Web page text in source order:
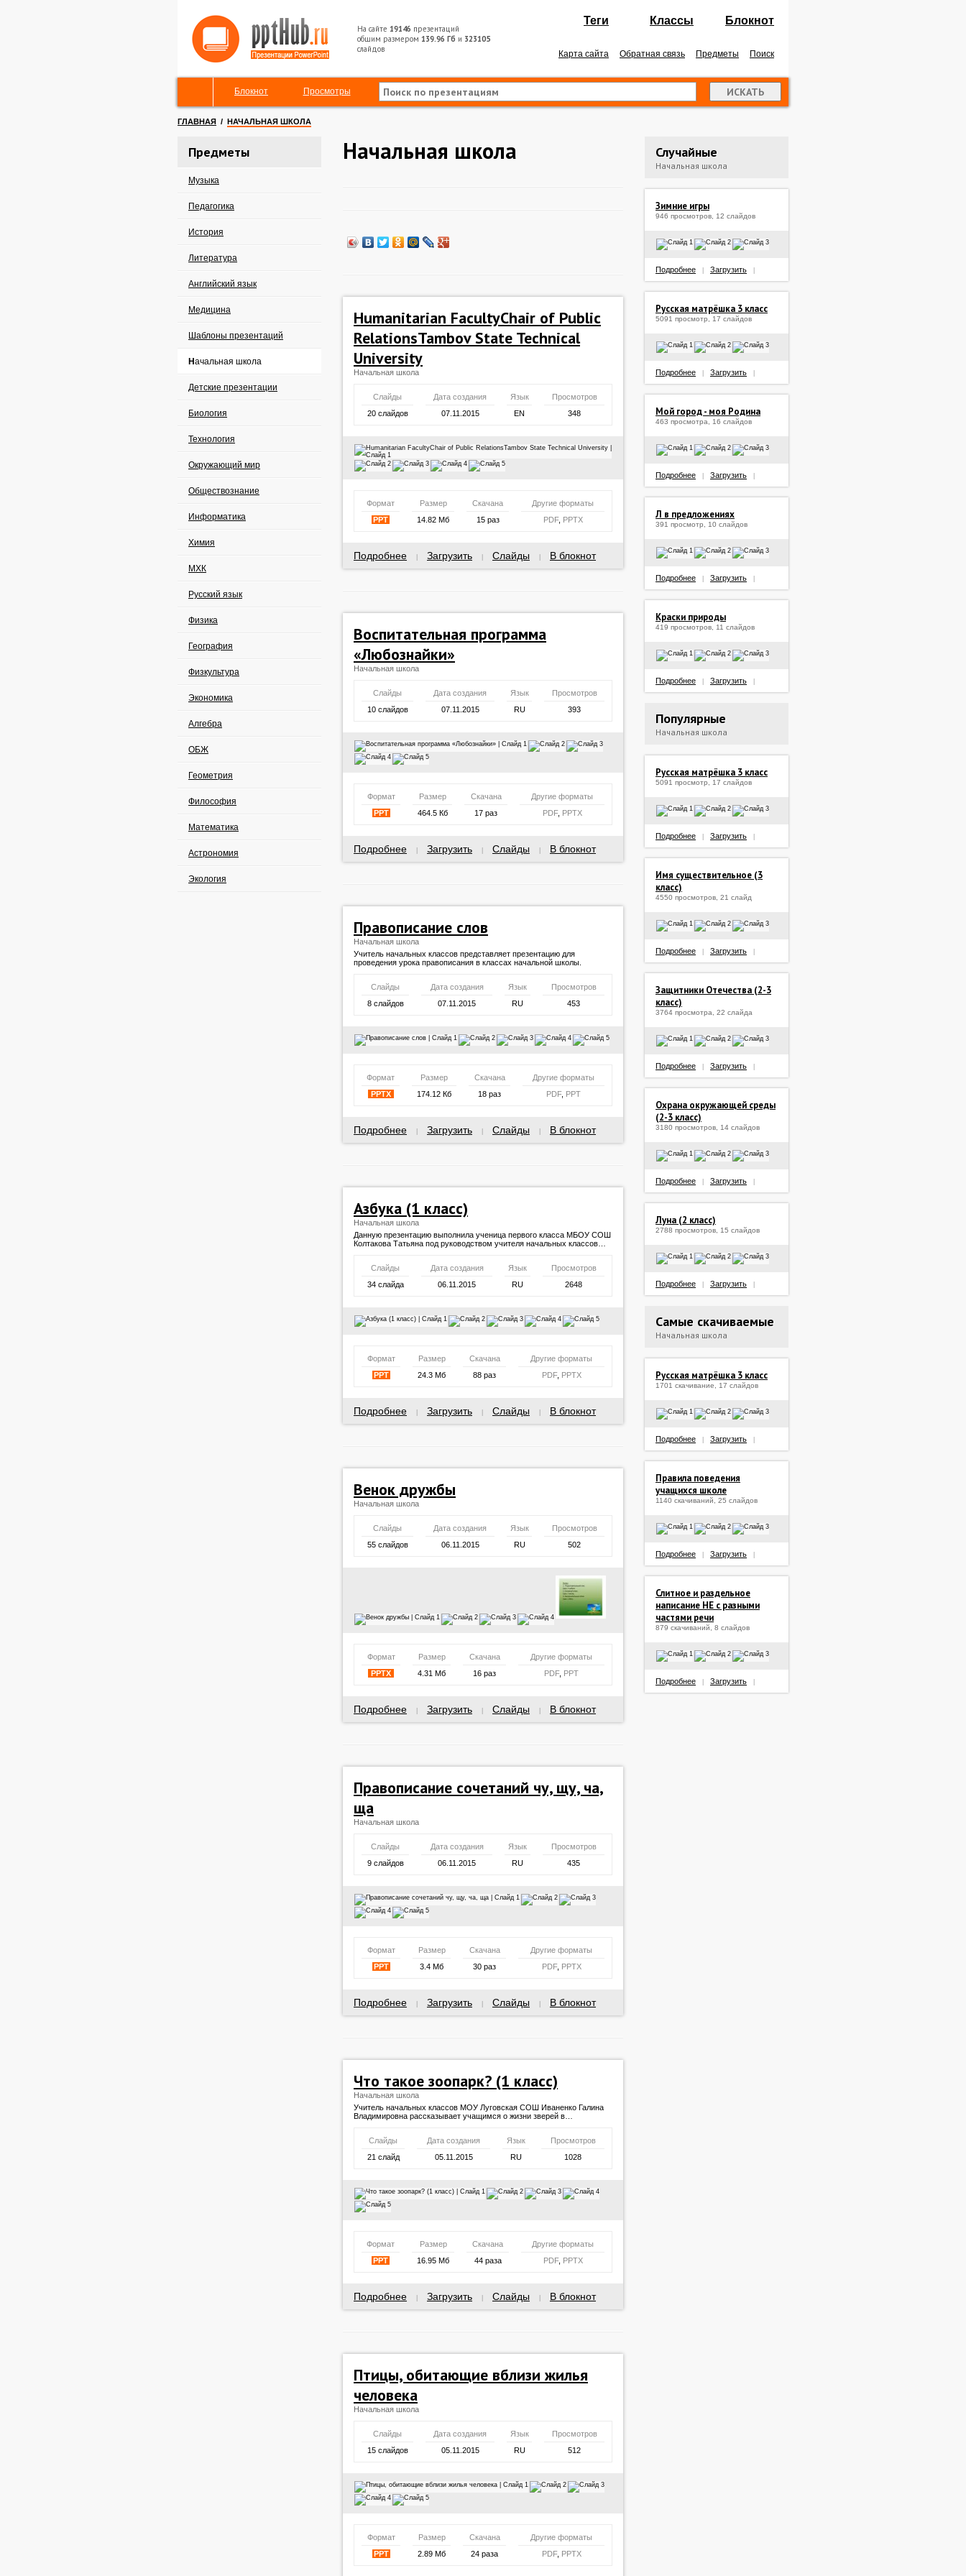
На сайте 19146 презентаций
общим размером 139.96 Гб и 323105
слайдов
Теги Классы Блокнот
Карта сайта Обратная связь Предметы Поиск
Блокнот Просмотры
ГЛАВНАЯ / НАЧАЛЬНАЯ ШКОЛА
Предметы
Музыка
Педагогика
История
Литература
Английский язык
Медицина
Шаблоны презентаций
Начальная школа
Детские презентации
Биология
Технология
Окружающий мир
Обществознание
Информатика
Химия
МХК
Русский язык
Физика
География
Физкультура
Экономика
Алгебра
ОБЖ
Геометрия
Философия
Математика
Астрономия
Экология
Начальная школа
Humanitarian FacultyChair of Public
RelationsTambov State Technical
University
Начальная школа
Слайды Дата создания Язык
Просмотров
20 слайдов
07.11.2015 EN 348
Формат Размер Скачана
Другие форматы
PPT
14.82 Мб 15 раз PDF, PPTX
Подробнее Загрузить Слайды В блокнот
Воспитательная программа
«Любознайки»
Начальная школа
Слайды Дата создания Язык
Просмотров
10 слайдов
07.11.2015 RU 393
Формат Размер Скачана
Другие форматы
PPT
464.5 Кб 17 раз PDF, PPTX
Подробнее Загрузить Слайды В блокнот
Правописание слов
Начальная школа
Учитель начальных классов представляет презентацию для
проведения урока правописания в классах начальной школы.
Слайды Дата создания Язык
Просмотров
8 слайдов
07.11.2015 RU 453
Формат Размер Скачана
Другие форматы
PPTX
174.12 Кб 18 раз PDF, PPT
Подробнее Загрузить Слайды В блокнот
Азбука (1 класс)
Начальная школа
Данную презентацию выполнила ученица первого класса МБОУ СОШ
Колтакова Татьяна под руководством учителя начальных классов…
Слайды Дата создания Язык
Просмотров
34 слайда
06.11.2015 RU 2648
Формат Размер Скачана
Другие форматы
PPT
24.3 Мб 88 раз PDF, PPTX
Подробнее Загрузить Слайды В блокнот
Венок дружбы
Начальная школа
Слайды Дата создания Язык
Просмотров
55 слайдов
06.11.2015 RU 502
Формат Размер Скачана
Другие форматы
PPTX
4.31 Мб 16 раз PDF, PPT
Подробнее Загрузить Слайды В блокнот
Правописание сочетаний чу, щу, ча,
ща
Начальная школа
Слайды Дата создания Язык
Просмотров
9 слайдов
06.11.2015 RU 435
Формат Размер Скачана
Другие форматы
PPT
3.4 Мб 30 раз PDF, PPTX
Подробнее Загрузить Слайды В блокнот
Что такое зоопарк? (1 класс)
Начальная школа
Учитель начальных классов МОУ Луговская СОШ Иваненко Галина
Владимировна рассказывает учащимся о жизни зверей в…
Слайды Дата создания Язык
Просмотров
21 слайд
05.11.2015 RU 1028
Формат Размер Скачана
Другие форматы
PPT
16.95 Мб 44 раза PDF, PPTX
Подробнее Загрузить Слайды В блокнот
Птицы, обитающие вблизи жилья
человека
Начальная школа
Слайды Дата создания Язык
Просмотров
15 слайдов
05.11.2015 RU 512
Формат Размер Скачана
Другие форматы
PPT
2.89 Мб 24 раза PDF, PPTX
Случайные
Начальная школа
Зимние игры
946 просмотров, 12 слайдов
Подробнее Загрузить
Русская матрёшка 3 класс
5091 просмотр, 17 слайдов
Подробнее Загрузить
Мой город - моя Родина
463 просмотра, 16 слайдов
Подробнее Загрузить
Л в предложениях
391 просмотр, 10 слайдов
Подробнее Загрузить
Краски природы
419 просмотров, 11 слайдов
Подробнее Загрузить
Популярные
Начальная школа
Русская матрёшка 3 класс
5091 просмотр, 17 слайдов
Подробнее Загрузить
Имя существительное (3
класс)
4550 просмотров, 21 слайд
Подробнее Загрузить
Защитники Отечества (2-3
класс)
3764 просмотра, 22 слайда
Подробнее Загрузить
Охрана окружающей среды
(2-3 класс)
3180 просмотров, 14 слайдов
Подробнее Загрузить
Луна (2 класс)
2788 просмотров, 15 слайдов
Подробнее Загрузить
Самые скачиваемые
Начальная школа
Русская матрёшка 3 класс
1701 скачивание, 17 слайдов
Подробнее Загрузить
Правила поведения
учащихся школе
1140 скачиваний, 25 слайдов
Подробнее Загрузить
Слитное и раздельное
написание НЕ с разными
частями речи
879 скачиваний, 8 слайдов
Подробнее Загрузить